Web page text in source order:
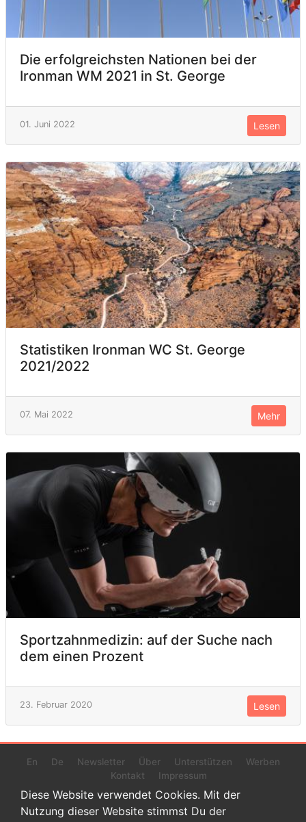
Die erfolgreichsten Nationen bei der
Ironman WM 2021 in St. George
01. Juni 2022 Lesen
Statistiken Ironman WC St. George
2021/2022
07. Mai 2022 Mehr
Sportzahnmedizin: auf der Suche nach
dem einen Prozent
23. Februar 2020 Lesen
En De Newsletter Über Unterstützen
Werben
Kontakt
Impressum
Diese Website verwendet Cookies. Mit der
Nutzung dieser Website stimmst Du der